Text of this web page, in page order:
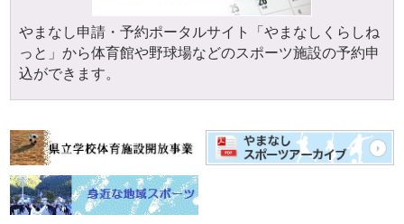
やまなし申請・予約ポータルサイト「やまなしくらしね
っと」から体育館や野球場などのスポーツ施設の予約申
込ができます。